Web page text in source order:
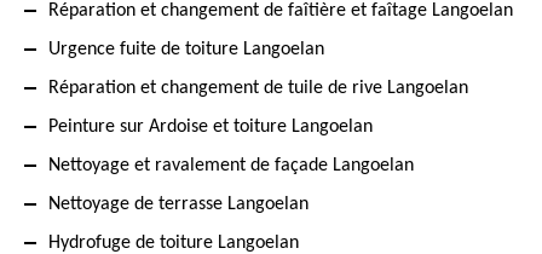
Réparation et changement de faîtière et faîtage Langoelan
Urgence fuite de toiture Langoelan
Réparation et changement de tuile de rive Langoelan
Peinture sur Ardoise et toiture Langoelan
Nettoyage et ravalement de façade Langoelan
Nettoyage de terrasse Langoelan
Hydrofuge de toiture Langoelan